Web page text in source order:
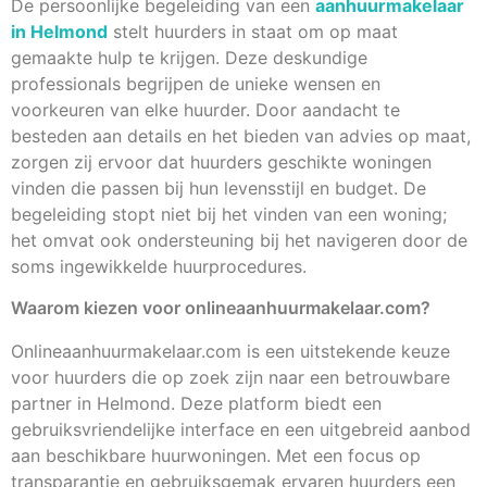
De persoonlijke begeleiding van een aanhuurmakelaar
in Helmond stelt huurders in staat om op maat
gemaakte hulp te krijgen. Deze deskundige
professionals begrijpen de unieke wensen en
voorkeuren van elke huurder. Door aandacht te
besteden aan details en het bieden van advies op maat,
zorgen zij ervoor dat huurders geschikte woningen
vinden die passen bij hun levensstijl en budget. De
begeleiding stopt niet bij het vinden van een woning;
het omvat ook ondersteuning bij het navigeren door de
soms ingewikkelde huurprocedures.
Waarom kiezen voor onlineaanhuurmakelaar.com?
Onlineaanhuurmakelaar.com is een uitstekende keuze
voor huurders die op zoek zijn naar een betrouwbare
partner in Helmond. Deze platform biedt een
gebruiksvriendelijke interface en een uitgebreid aanbod
aan beschikbare huurwoningen. Met een focus op
transparantie en gebruiksgemak ervaren huurders een